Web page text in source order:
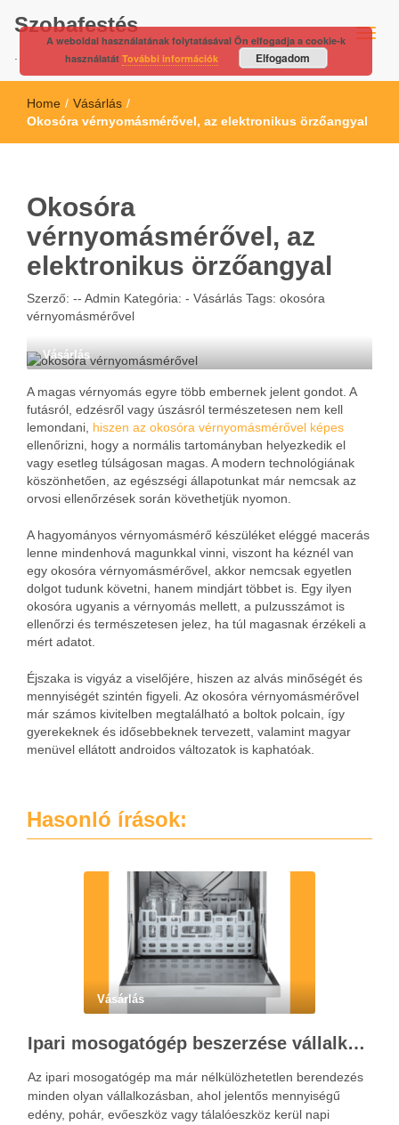
Szobafestés
Home / Vásárlás /
Okosóra vérnyomásmérővel, az elektronikus örzőangyal
Okosóra
vérnyomásmérővel, az
elektronikus örzőangyal
Szerző: -- Admin Kategória: - Vásárlás Tags: okosóra
vérnyomásmérővel
Vásárlás
A magas vérnyomás egyre több embernek jelent gondot. A
futásról, edzésről vagy úszásról természetesen nem kell
lemondani, hiszen az okosóra vérnyomásmérővel képes
ellenőrizni, hogy a normális tartományban helyezkedik el
vagy esetleg túlságosan magas. A modern technológiának
köszönhetően, az egészségi állapotunkat már nemcsak az
orvosi ellenőrzések során követhetjük nyomon.
A hagyományos vérnyomásmérő készüléket eléggé macerás
lenne mindenhová magunkkal vinni, viszont ha kéznél van
egy okosóra vérnyomásmérővel, akkor nemcsak egyetlen
dolgot tudunk követni, hanem mindjárt többet is. Egy ilyen
okosóra ugyanis a vérnyomás mellett, a pulzusszámot is
ellenőrzi és természetesen jelez, ha túl magasnak érzékeli a
mért adatot.
Éjszaka is vigyáz a viselőjére, hiszen az alvás minőségét és
mennyiségét szintén figyeli. Az okosóra vérnyomásmérővel
már számos kivitelben megtalálható a boltok polcain, így
gyerekeknek és idősebbeknek tervezett, valamint magyar
menüvel ellátott androidos változatok is kaphatóak.
Hasonló írások:
Vásárlás
Ipari mosogatógép beszerzése vállalkozásoknak a hatékony konyhai működéshez
Az ipari mosogatógép ma már nélkülözhetetlen berendezés
minden olyan vállalkozásban, ahol jelentős mennyiségű
edény, pohár, evőeszköz vagy tálalóeszköz kerül napi
A weboldal használatának folytatásával Ön elfogadja a cookie-k
használatát További információk Elfogadom